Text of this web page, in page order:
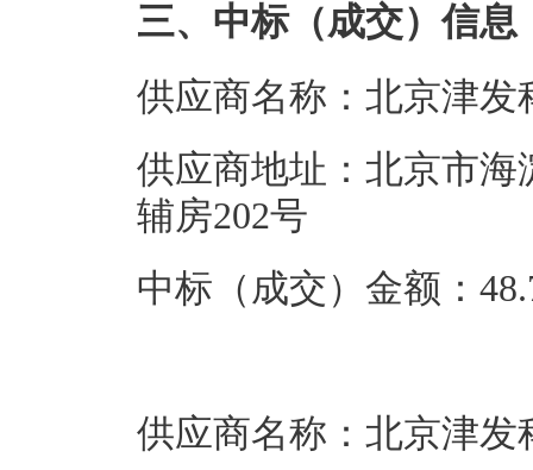
三、中标（成交）信息
供应商名称：北京津发
供应商地址：北京市海
辅房202号
中标（成交）金额：
供应商名称：北京津发